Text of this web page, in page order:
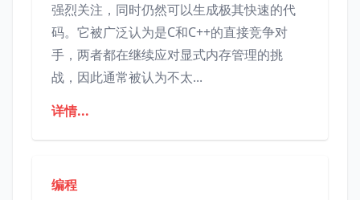
强烈关注，同时仍然可以生成极其快速的代
码。它被广泛认为是C和C++的直接竞争对
手，两者都在继续应对显式内存管理的挑
战，因此通常被认为不太...
详情...
编程